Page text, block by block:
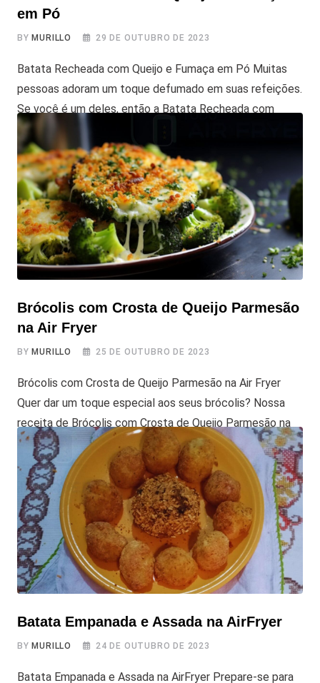
em Pó
BYMURILLO 29 DE OUTUBRO DE 2023
Batata Recheada com Queijo e Fumaça em Pó Muitas
pessoas adoram um toque defumado em suas refeições.
Se você é um deles, então a Batata Recheada com
Queijo e Fumaça em Pó é a escolha certa para você.
Nesta receita, vamos te apresentar um prato simples de
fazer que combina batatas inglesas assadas com a
Brócolis com Crosta de Queijo Parmesão
na Air Fryer
BYMURILLO 25 DE OUTUBRO DE 2023
Brócolis com Crosta de Queijo Parmesão na Air Fryer
Quer dar um toque especial aos seus brócolis? Nossa
receita de Brócolis com Crosta de Queijo Parmesão na
Air Fryer é a solução. Com uma crosta crocante e
saborosa de queijo, você vai transformar seus brócolis
em um acompanhamento irresistível. Sem mais delongas,
vamos à receita!
Batata Empanada e Assada na AirFryer
BYMURILLO 24 DE OUTUBRO DE 2023
Batata Empanada e Assada na AirFryer Prepare-se para